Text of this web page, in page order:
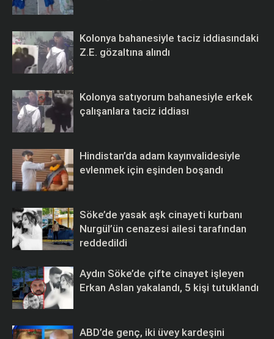
Kolonya bahanesiyle taciz iddiasındaki
Z.E. gözaltına alındı
Kolonya satıyorum bahanesiyle erkek
çalışanlara taciz iddiası
Hindistan’da adam kayınvalidesiyle
evlenmek için eşinden boşandı
Söke’de yasak aşk cinayeti kurbanı
Nurgül’ün cenazesi ailesi tarafından
reddedildi
Aydın Söke’de çifte cinayet işleyen
Erkan Aslan yakalandı, 5 kişi tutuklandı
ABD’de genç, iki üvey kardeşini